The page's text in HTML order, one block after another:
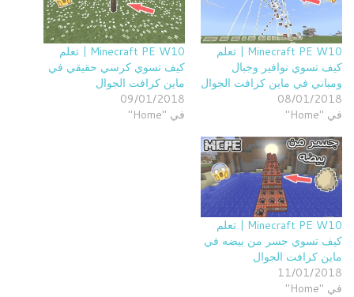
Minecraft PE W10 | تعلم
كيف تسوي نوافير وجبال
ومباني في ماين كرافت الجوال
08/01/2018
في "Home"
Minecraft PE W10 | تعلم
كيف تسوي كرسي حقيقي في
ماين كرافت الجوال
09/01/2018
في "Home"
Minecraft PE W10 | تعلم
كيف تسوي جسر من بيضه في
ماين كرافت الجوال
11/01/2018
في "Home"